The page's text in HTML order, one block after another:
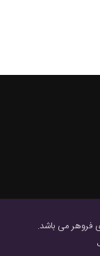
فروهر می باشد.